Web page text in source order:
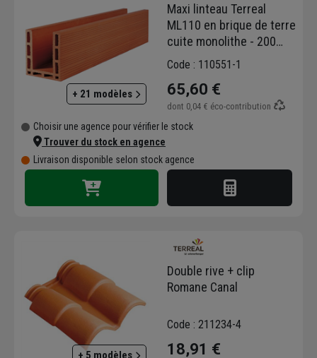
+ 21 modèles
Maxi linteau Terreal
ML110 en brique de terre
cuite monolithe - 200
MM x 200 MM - longueur
110 CM
Code : 110551-1
65,60 €
dont 0,04 € éco-contribution
Choisir une agence pour vérifier le stock
Trouver du stock en agence
Livraison disponible selon stock agence
+ 5 modèles
Double rive + clip
Romane Canal
Code : 211234-4
18,91 €